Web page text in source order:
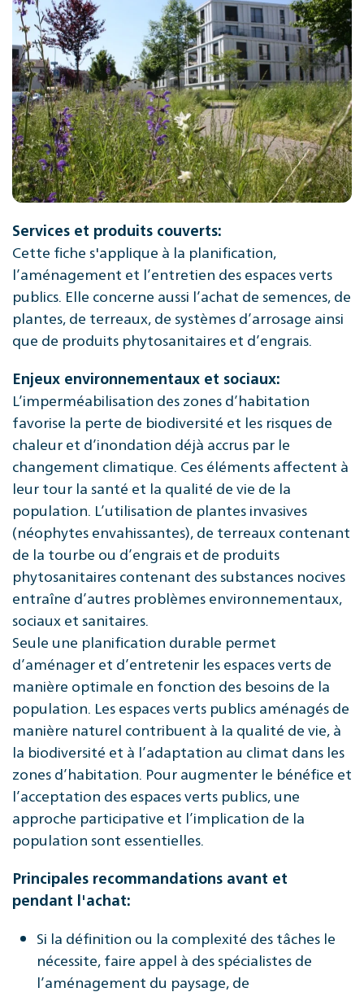
Services et produits couverts:
Cette fiche s'applique à la planification,
l’aménagement et l’entretien des espaces verts
publics. Elle concerne aussi l’achat de semences, de
plantes, de terreaux, de systèmes d’arrosage ainsi
que de produits phytosanitaires et d’engrais.
Enjeux environnementaux et sociaux:
L’imperméabilisation des zones d’habitation
favorise la perte de biodiversité et les risques de
chaleur et d’inondation déjà accrus par le
changement climatique. Ces éléments affectent à
leur tour la santé et la qualité de vie de la
population. L’utilisation de plantes invasives
(néophytes envahissantes), de terreaux contenant
de la tourbe ou d’engrais et de produits
phytosanitaires contenant des substances nocives
entraîne d’autres problèmes environnementaux,
sociaux et sanitaires.
Seule une planification durable permet
d’aménager et d’entretenir les espaces verts de
manière optimale en fonction des besoins de la
population. Les espaces verts publics aménagés de
manière naturel contribuent à la qualité de vie, à
la biodiversité et à l’adaptation au climat dans les
zones d’habitation. Pour augmenter le bénéfice et
l’acceptation des espaces verts publics, une
approche participative et l’implication de la
population sont essentielles.
Principales recommandations avant et
pendant l'achat:
Si la définition ou la complexité des tâches le
nécessite, faire appel à des spécialistes de
l’aménagement du paysage, de